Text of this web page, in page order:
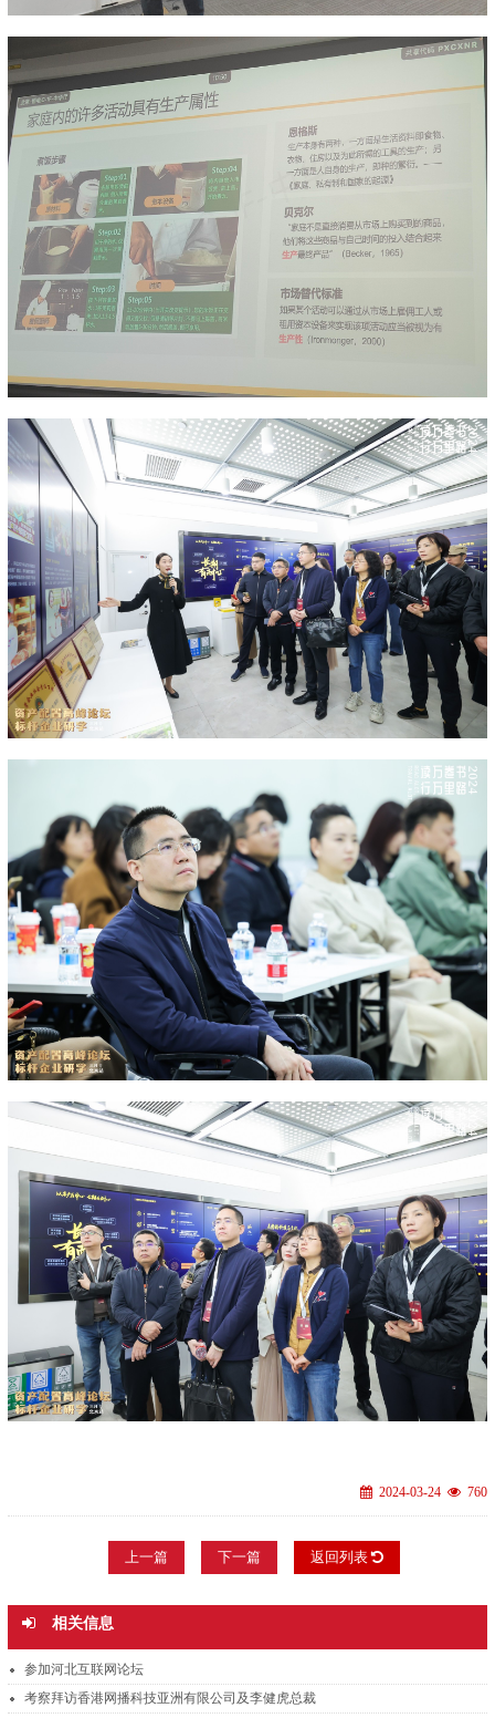
2024-03-24 760
上一篇 下一篇 返回列表
相关信息
参加河北互联网论坛
考察拜访香港网播科技亚洲有限公司及李健虎总裁